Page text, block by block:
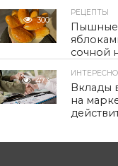
300
РЕЦЕПТЫ
Пышные
сочной
473
Вклады
на